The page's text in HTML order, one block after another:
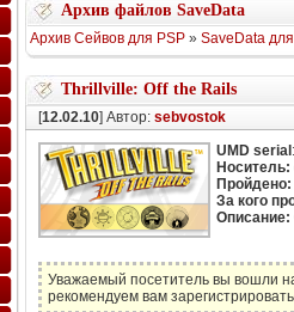
Архив файлов SaveData
Архив Сейвов для PSP» SaveData
Thrillville: Off the Rails
[12.02.10] Автор: sebvostok
UMD serial
Носитель:
Пройдено:
За кого
Описание:
Уважаемый посетитель вы вошли
рекомендуем вам